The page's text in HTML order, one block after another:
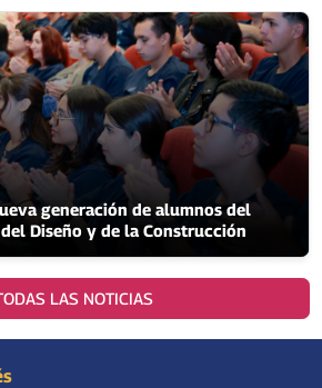
generación de alumnos del
Diseño y de la Construcción
LAS NOTICIAS